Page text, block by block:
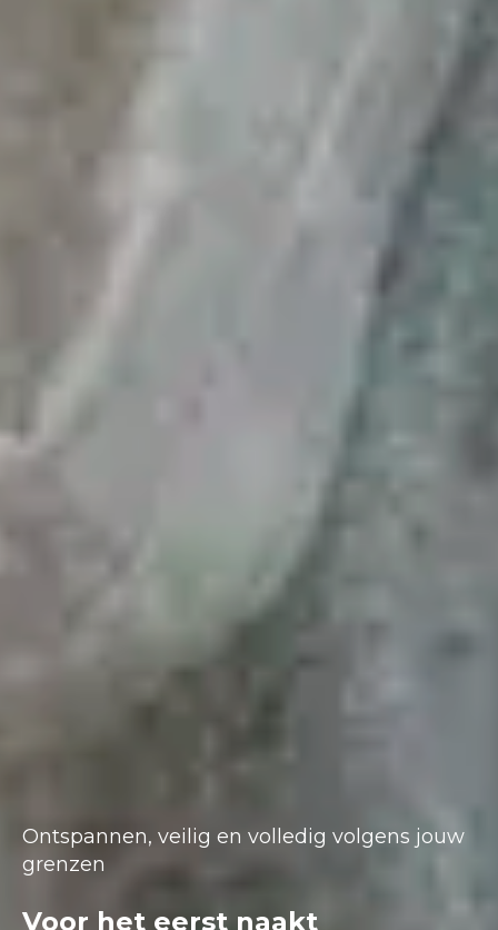
Ontspannen, veilig en volledig volgens jouw
grenzen
Voor het eerst naakt